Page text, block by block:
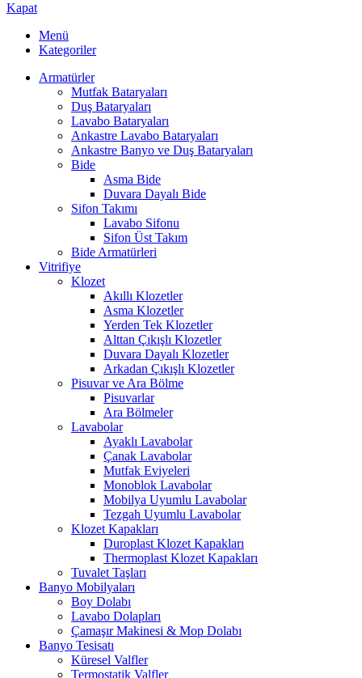
Kapat
Menü
Kategoriler
Armatürler
Mutfak Bataryaları
Duş Bataryaları
Lavabo Bataryaları
Ankastre Lavabo Bataryaları
Ankastre Banyo ve Duş Bataryaları
Bide
Asma Bide
Duvara Dayalı Bide
Sifon Takımı
Lavabo Sifonu
Sifon Üst Takım
Bide Armatürleri
Vitrifiye
Klozet
Akıllı Klozetler
Asma Klozetler
Yerden Tek Klozetler
Alttan Çıkışlı Klozetler
Duvara Dayalı Klozetler
Arkadan Çıkışlı Klozetler
Pisuvar ve Ara Bölme
Pisuvarlar
Ara Bölmeler
Lavabolar
Ayaklı Lavabolar
Çanak Lavabolar
Mutfak Eviyeleri
Monoblok Lavabolar
Mobilya Uyumlu Lavabolar
Tezgah Uyumlu Lavabolar
Klozet Kapakları
Duroplast Klozet Kapakları
Thermoplast Klozet Kapakları
Tuvalet Taşları
Banyo Mobilyaları
Boy Dolabı
Lavabo Dolapları
Çamaşır Makinesi & Mop Dolabı
Banyo Tesisatı
Küresel Valfler
Termostatik Valfler